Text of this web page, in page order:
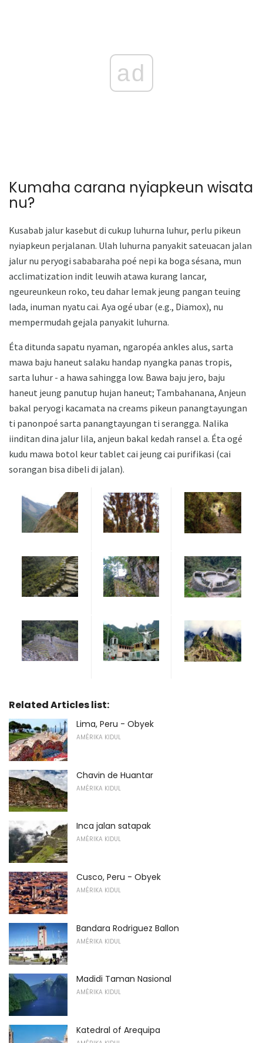
ad
Kumaha carana nyiapkeun wisata
nu?
Kusabab jalur kasebut di cukup luhurna luhur, perlu pikeun
nyiapkeun perjalanan. Ulah luhurna panyakit sateuacan jalan
jalur nu peryogi sababaraha poé nepi ka boga sésana, mun
acclimatization indit leuwih atawa kurang lancar,
ngeureunkeun roko, teu dahar lemak jeung pangan teuing
lada, inuman nyatu cai. Aya ogé ubar (e.g., Diamox), nu
mempermudah gejala panyakit luhurna.
Éta ditunda sapatu nyaman, ngaropéa ankles alus, sarta
mawa baju haneut salaku handap nyangka panas tropis,
sarta luhur - a hawa sahingga low. Bawa baju jero, baju
haneut jeung panutup hujan haneut; Tambahanana, Anjeun
bakal peryogi kacamata na creams pikeun panangtayungan
ti panonpoé sarta panangtayungan ti serangga. Nalika
iinditan dina jalur lila, anjeun bakal kedah ransel a. Éta ogé
kudu mawa botol keur tablet cai jeung cai purifikasi (cai
sorangan bisa dibeli di jalan).
Related Articles list:
Lima, Peru - Obyek
AMÉRIKA KIDUL
Chavin de Huantar
AMÉRIKA KIDUL
Inca jalan satapak
AMÉRIKA KIDUL
Cusco, Peru - Obyek
AMÉRIKA KIDUL
Bandara Rodriguez Ballon
AMÉRIKA KIDUL
Madidi Taman Nasional
AMÉRIKA KIDUL
Katedral of Arequipa